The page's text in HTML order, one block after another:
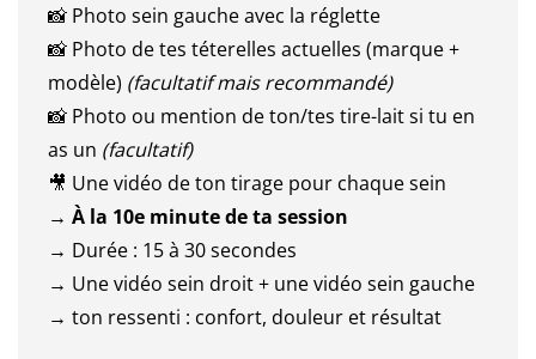
📸 Photo sein gauche avec la réglette
📸 Photo de tes téterelles actuelles (marque +
modèle) (facultatif mais recommandé)
📸 Photo ou mention de ton/tes tire-lait si tu en
as un (facultatif)
🎥 Une vidéo de ton tirage pour chaque sein
→ À la 10e minute de ta session
→ Durée : 15 à 30 secondes
→ Une vidéo sein droit + une vidéo sein gauche
→ ton ressenti : confort, douleur et résultat